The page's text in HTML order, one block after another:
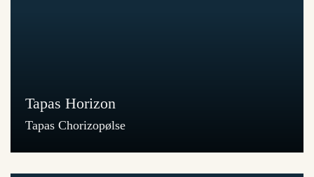
Tapas Horizon
Tapas Chorizopølse